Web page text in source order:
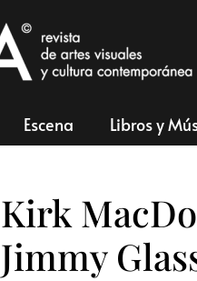
Escena Libros y
Kirk
Jimmy